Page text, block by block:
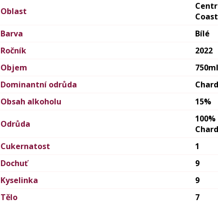
Oblast
Coast
Barva
Bílé
Ročník
2022
Objem
750ml
Dominantní odrůda
Obsah alkoholu
15%
Odrůda
100%
Cukernatost
1
Dochuť
9
Kyselinka
9
Tělo
7